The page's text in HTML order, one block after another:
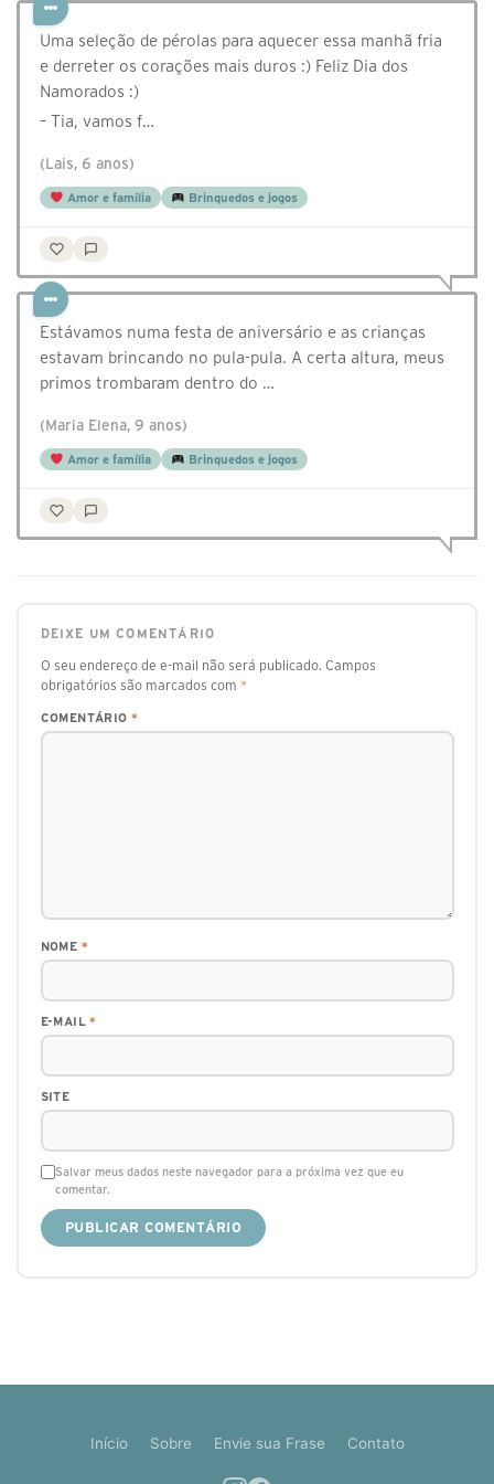
Uma seleção de pérolas para aquecer essa manhã fria
e derreter os corações mais duros :) Feliz Dia dos
Namorados :)
– Tia, vamos f…
(Lais, 6 anos)
Amor e família Brinquedos e jogos
Estávamos numa festa de aniversário e as crianças
estavam brincando no pula-pula. A certa altura, meus
primos trombaram dentro do …
(Maria Elena, 9 anos)
Amor e família Brinquedos e jogos
DEIXE UM COMENTÁRIO
O seu endereço de e-mail não será publicado. Campos
obrigatórios são marcados com *
COMENTÁRIO *
NOME *
E-MAIL*
SITE
Salvar meus dados neste navegador para a próxima vez que eu
comentar.
Início Sobre Envie sua Frase Contato